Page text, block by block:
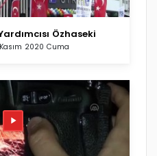
Özhaseki
2020 Cuma